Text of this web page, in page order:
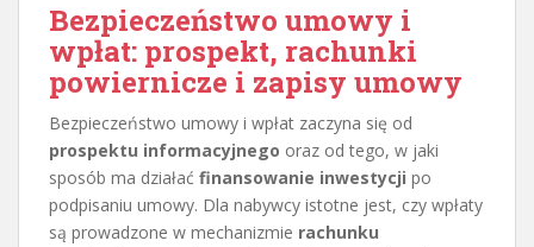
Bezpieczeństwo umowy i
wpłat: prospekt, rachunki
powiernicze i zapisy umowy
Bezpieczeństwo umowy i wpłat zaczyna się od
prospektu informacyjnego oraz od tego, w jaki
sposób ma działać finansowanie inwestycji po
podpisaniu umowy. Dla nabywcy istotne jest, czy wpłaty
są prowadzone w mechanizmie rachunku